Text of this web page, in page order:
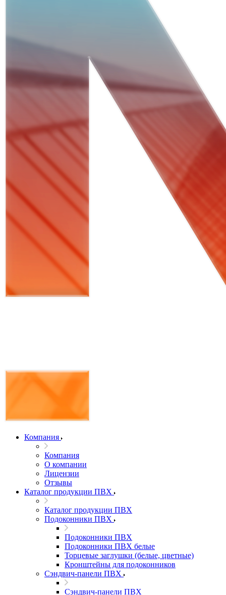
Компания
Компания
О компании
Лицензии
Отзывы
Каталог продукции ПВХ
Каталог продукции ПВХ
Подоконники ПВХ
Подоконники ПВХ
Подоконники ПВХ белые
Торцевые заглушки (белые, цветные)
Кронштейны для подоконников
Сэндвич-панели ПВХ
Сэндвич-панели ПВХ